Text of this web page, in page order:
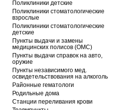
Поликлиники детские
Поликлиники стоматологические
взрослые
Поликлиники стоматологические
детские
Пункты выдачи и замены
медицинских полисов (ОМС)
Пункты выдачи справок на авто,
оружие
Пункты независимого мед.
освидетельствования на алкоголь
Районные гематологи
Родильные дома
Станции переливания крови